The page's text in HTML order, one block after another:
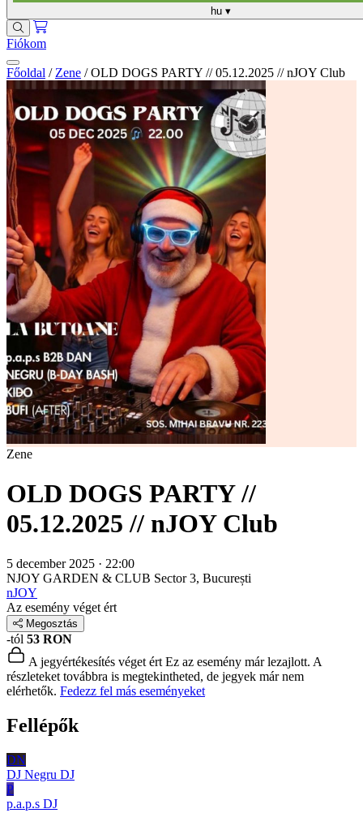
hu ▾
Fiókom
Főoldal / Zene / OLD DOGS PARTY // 05.12.2025 // nJOY Club
Zene
OLD DOGS PARTY //
05.12.2025 // nJOY Club
5 december 2025 · 22:00
NJOY GARDEN & CLUB Sector 3, București
nJOY
Az esemény véget ért
Megosztás
-tól 53 RON
A jegyértékesítés véget ért Ez az esemény már lezajlott. A
részleteket továbbra is megtekintheted, de jegyek már nem
elérhetők. Fedezz fel más eseményeket
Fellépők
DN
DJ Negru DJ
P
p.a.p.s DJ